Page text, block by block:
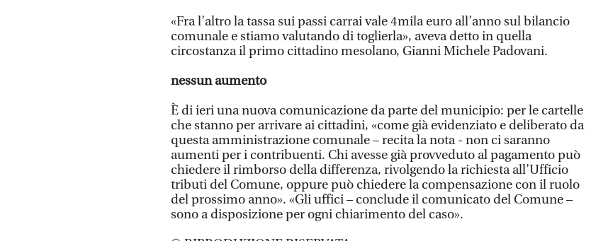
«Fra l’altro la tassa sui passi carrai vale 4mila euro all’anno sul bilancio
comunale e stiamo valutando di toglierla», aveva detto in quella
circostanza il primo cittadino mesolano, Gianni Michele Padovani.
nessun aumento
È di ieri una nuova comunicazione da parte del municipio: per le cartelle
che stanno per arrivare ai cittadini, «come già evidenziato e deliberato da
questa amministrazione comunale – recita la nota - non ci saranno
aumenti per i contribuenti. Chi avesse già provveduto al pagamento può
chiedere il rimborso della differenza, rivolgendo la richiesta all’Ufficio
tributi del Comune, oppure può chiedere la compensazione con il ruolo
del prossimo anno». «Gli uffici – conclude il comunicato del Comune –
sono a disposizione per ogni chiarimento del caso».